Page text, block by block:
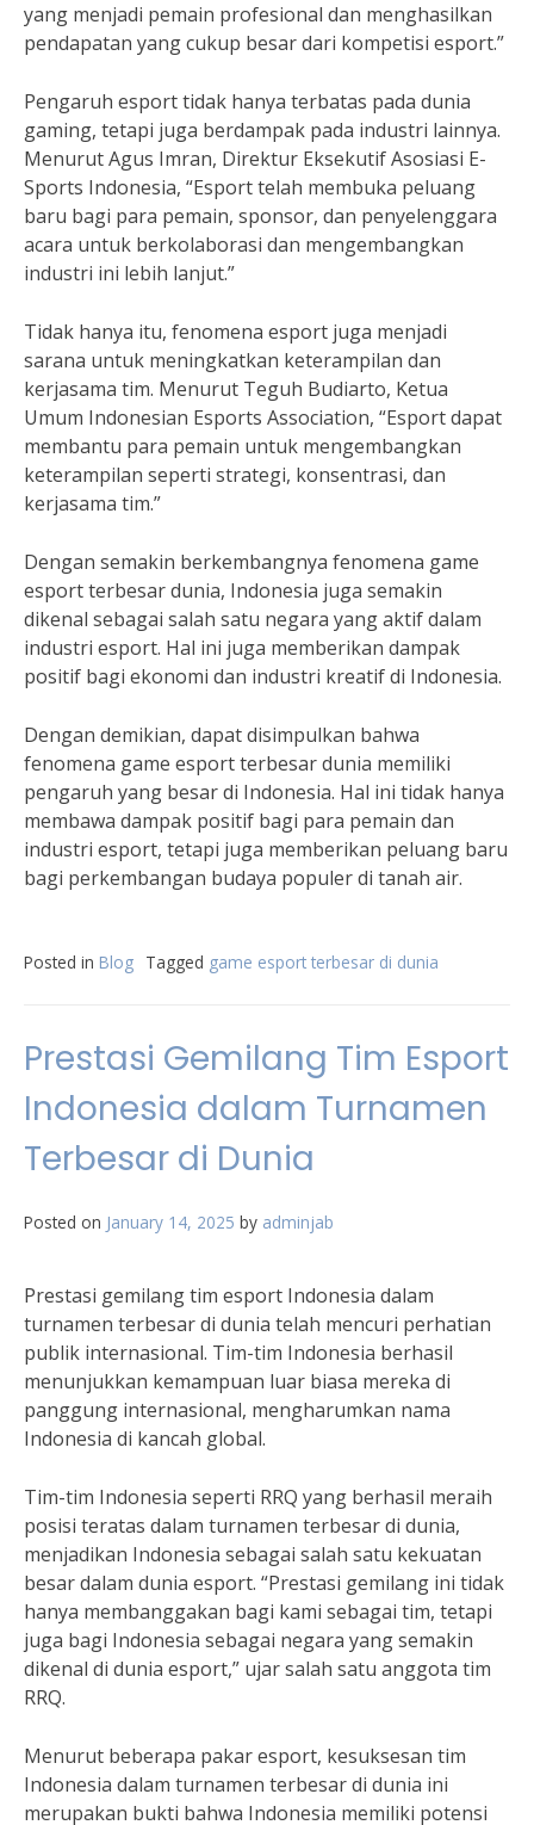
yang menjadi pemain profesional dan menghasilkan
pendapatan yang cukup besar dari kompetisi esport.”
Pengaruh esport tidak hanya terbatas pada dunia
gaming, tetapi juga berdampak pada industri lainnya.
Menurut Agus Imran, Direktur Eksekutif Asosiasi E-
Sports Indonesia, “Esport telah membuka peluang
baru bagi para pemain, sponsor, dan penyelenggara
acara untuk berkolaborasi dan mengembangkan
industri ini lebih lanjut.”
Tidak hanya itu, fenomena esport juga menjadi
sarana untuk meningkatkan keterampilan dan
kerjasama tim. Menurut Teguh Budiarto, Ketua
Umum Indonesian Esports Association, “Esport dapat
membantu para pemain untuk mengembangkan
keterampilan seperti strategi, konsentrasi, dan
kerjasama tim.”
Dengan semakin berkembangnya fenomena game
esport terbesar dunia, Indonesia juga semakin
dikenal sebagai salah satu negara yang aktif dalam
industri esport. Hal ini juga memberikan dampak
positif bagi ekonomi dan industri kreatif di Indonesia.
Dengan demikian, dapat disimpulkan bahwa
fenomena game esport terbesar dunia memiliki
pengaruh yang besar di Indonesia. Hal ini tidak hanya
membawa dampak positif bagi para pemain dan
industri esport, tetapi juga memberikan peluang baru
bagi perkembangan budaya populer di tanah air.
Posted in Blog Tagged game esport terbesar di dunia
Prestasi Gemilang Tim Esport
Indonesia dalam Turnamen
Terbesar di Dunia
Posted on January 14, 2025 by adminjab
Prestasi gemilang tim esport Indonesia dalam
turnamen terbesar di dunia telah mencuri perhatian
publik internasional. Tim-tim Indonesia berhasil
menunjukkan kemampuan luar biasa mereka di
panggung internasional, mengharumkan nama
Indonesia di kancah global.
Tim-tim Indonesia seperti RRQ yang berhasil meraih
posisi teratas dalam turnamen terbesar di dunia,
menjadikan Indonesia sebagai salah satu kekuatan
besar dalam dunia esport. “Prestasi gemilang ini tidak
hanya membanggakan bagi kami sebagai tim, tetapi
juga bagi Indonesia sebagai negara yang semakin
dikenal di dunia esport,” ujar salah satu anggota tim
RRQ.
Menurut beberapa pakar esport, kesuksesan tim
Indonesia dalam turnamen terbesar di dunia ini
merupakan bukti bahwa Indonesia memiliki potensi